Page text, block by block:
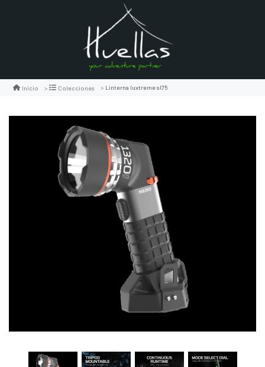
Inicio Colecciones Linterna luxtreme sl75